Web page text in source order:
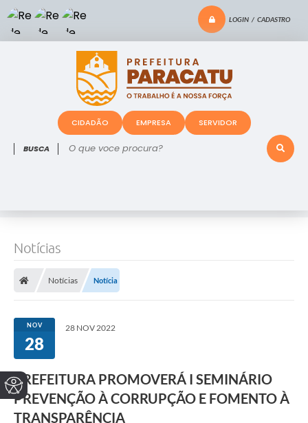
LOGIN / CADASTRO
O que voce procura?
CIDADÃO EMPRESA SERVIDOR
Notícias
Notícias Notícia
NOV
28
28 NOV 2022
PREFEITURA PROMOVERÁ I SEMINÁRIO
PREVENÇÃO À CORRUPÇÃO E FOMENTO À
TRANSPARÊNCIA